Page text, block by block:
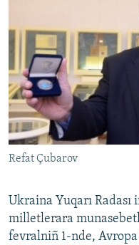
BLOGLAR
FİKİR
Русский
Українською
QOŞULIÑIZ!
RFE/RS bütün saytları
Refat Çubarov
Ukraina Yuqarı
milletlerara
fevralniñ 1-nde,